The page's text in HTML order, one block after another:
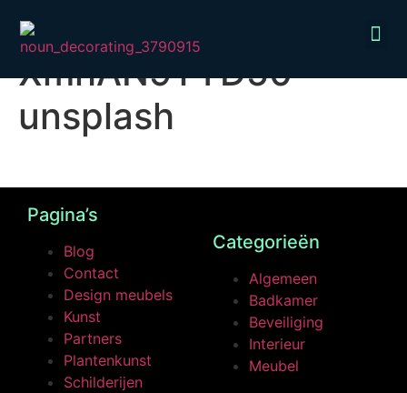
orlova-maria-
XmhAN9TYD50-
unsplash
Pagina’s
Blog
Contact
Design meubels
Kunst
Partners
Plantenkunst
Schilderijen
Categorieën
Algemeen
Badkamer
Beveiliging
Interieur
Meubel